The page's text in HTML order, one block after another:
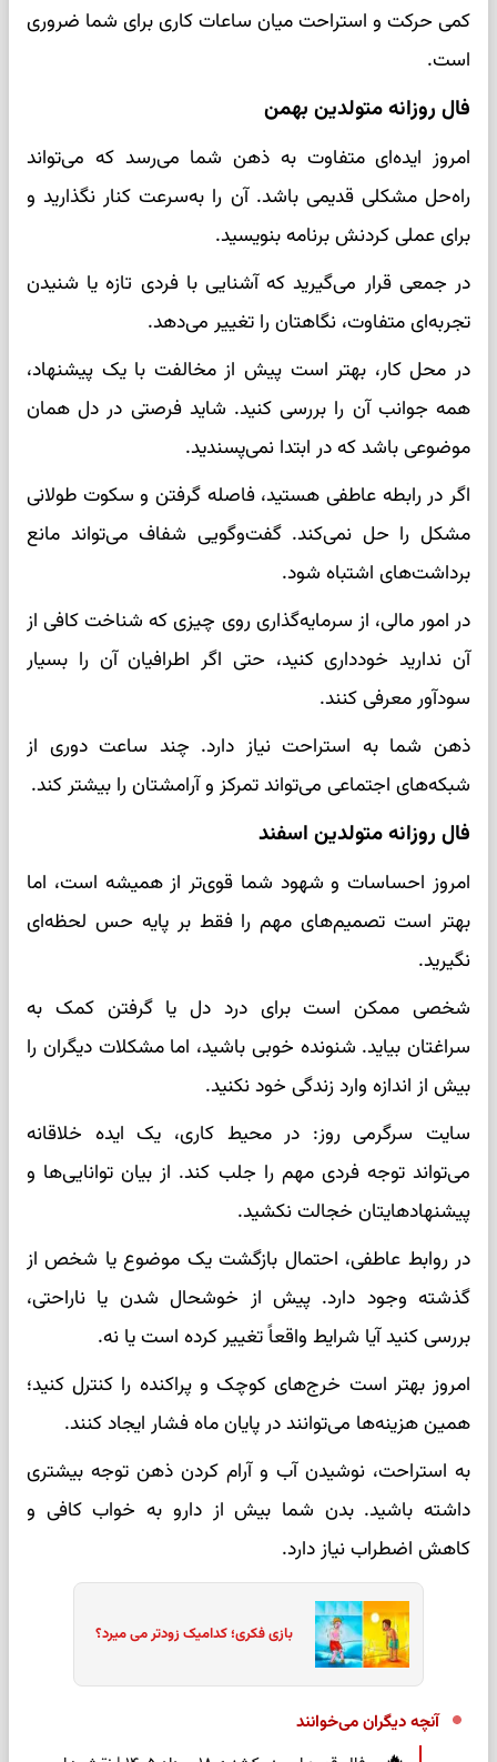
کمی حرکت و استراحت میان ساعات کاری برای شما ضروری
است.
فال روزانه متولدین بهمن
امروز ایده‌ای متفاوت به ذهن شما می‌رسد که می‌تواند
راه‌حل مشکلی قدیمی باشد. آن را به‌سرعت کنار نگذارید و
برای عملی کردنش برنامه بنویسید.
در جمعی قرار می‌گیرید که آشنایی با فردی تازه یا شنیدن
تجربه‌ای متفاوت، نگاهتان را تغییر می‌دهد.
در محل کار، بهتر است پیش از مخالفت با یک پیشنهاد،
همه جوانب آن را بررسی کنید. شاید فرصتی در دل همان
موضوعی باشد که در ابتدا نمی‌پسندید.
اگر در رابطه عاطفی هستید، فاصله گرفتن و سکوت طولانی
مشکل را حل نمی‌کند. گفت‌وگویی شفاف می‌تواند مانع
برداشت‌های اشتباه شود.
در امور مالی، از سرمایه‌گذاری روی چیزی که شناخت کافی از
آن ندارید خودداری کنید، حتی اگر اطرافیان آن را بسیار
سودآور معرفی کنند.
ذهن شما به استراحت نیاز دارد. چند ساعت دوری از
شبکه‌های اجتماعی می‌تواند تمرکز و آرامشتان را بیشتر کند.
فال روزانه متولدین اسفند
امروز احساسات و شهود شما قوی‌تر از همیشه است، اما
بهتر است تصمیم‌های مهم را فقط بر پایه حس لحظه‌ای
نگیرید.
شخصی ممکن است برای درد دل یا گرفتن کمک به
سراغتان بیاید. شنونده خوبی باشید، اما مشکلات دیگران را
بیش از اندازه وارد زندگی خود نکنید.
سایت سرگرمی روز: در محیط کاری، یک ایده خلاقانه
می‌تواند توجه فردی مهم را جلب کند. از بیان توانایی‌ها و
پیشنهادهایتان خجالت نکشید.
در روابط عاطفی، احتمال بازگشت یک موضوع یا شخص از
گذشته وجود دارد. پیش از خوشحال شدن یا ناراحتی،
بررسی کنید آیا شرایط واقعاً تغییر کرده است یا نه.
امروز بهتر است خرج‌های کوچک و پراکنده را کنترل کنید؛
همین هزینه‌ها می‌توانند در پایان ماه فشار ایجاد کنند.
به استراحت، نوشیدن آب و آرام کردن ذهن توجه بیشتری
داشته باشید. بدن شما بیش از دارو به خواب کافی و
کاهش اضطراب نیاز دارد.
بازی فکری؛ کدامیک زودتر می میرد؟
آنچه دیگران می‌خوانند